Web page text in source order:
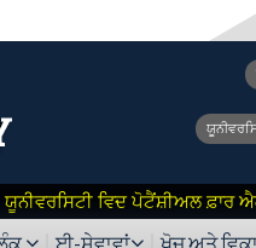
ਵਿਦ ਪੋਟੈਂਸ਼ੀਅਲ ਫ਼ਾਰ
ਈ-ਸੇਵਾਵਾਂ ਖੋਜ ਅਤੇ